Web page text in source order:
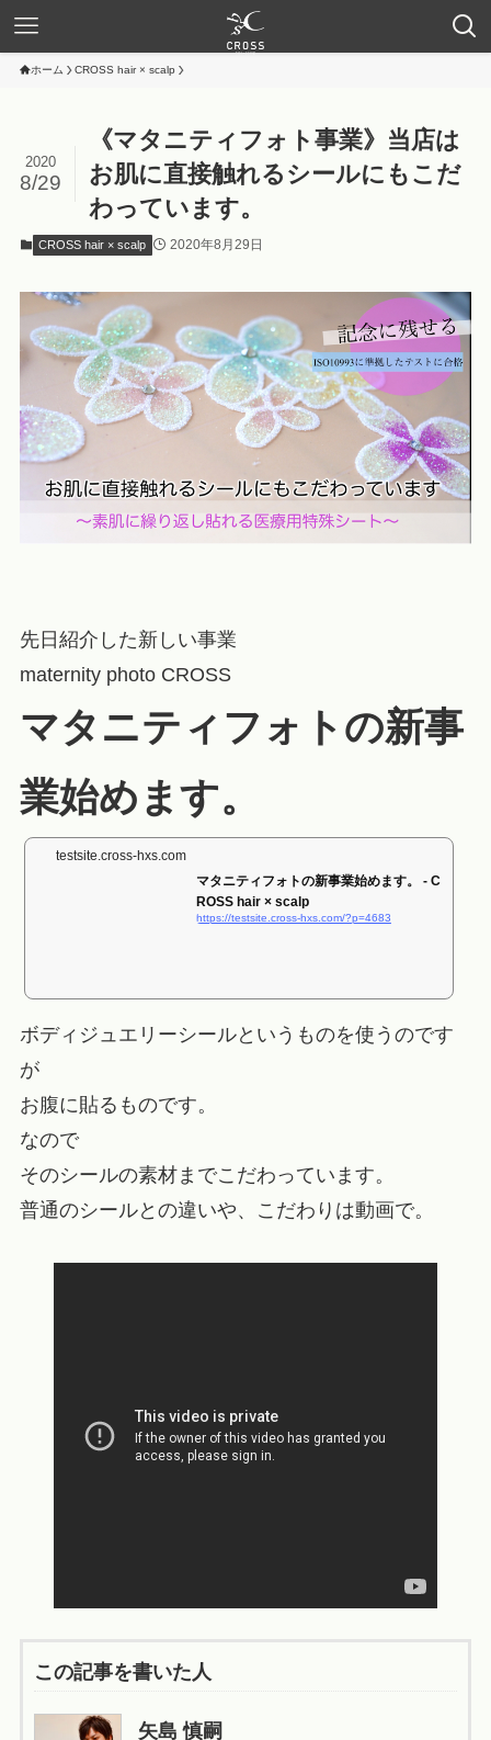
ホーム CROSS hair × scalp
《マタニティフォト事業》当店は
お肌に直接触れるシールにもこだ
わっています。
2020
8/29
CROSS hair × scalp 2020年8月29日
先日紹介した新しい事業
maternity photo CROSS
マタニティフォトの新事
業始めます。
testsite.cross-hxs.com
マタニティフォトの新事業始めます。 - C
ROSS hair × scalp
https://testsite.cross-hxs.com/?p=4683
ボディジュエリーシールというものを使うのです
が
お腹に貼るものです。
なので
そのシールの素材までこだわっています。
普通のシールとの違いや、こだわりは動画で。
この記事を書いた人
矢島 慎嗣